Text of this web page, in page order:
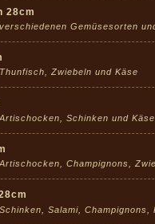
28cm
Gemüsesorten
Zwiebeln und Käse
Schinken und
Champignons,
Salami,